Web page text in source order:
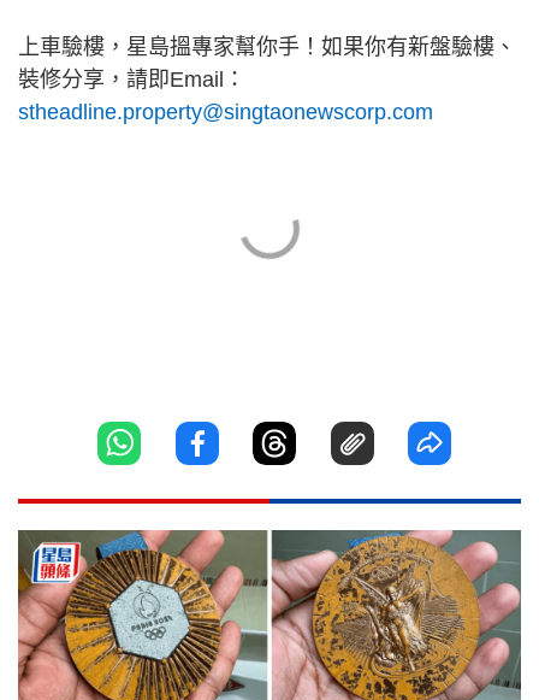
上車驗樓，星島搵專家幫你手！如果你有新盤驗樓、
裝修分享，請即Email：
stheadline.property@singtaonewscorp.com